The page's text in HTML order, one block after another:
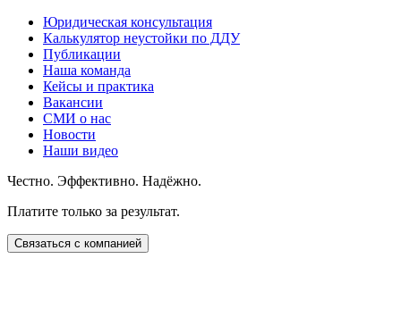
Юридическая консультация
Калькулятор неустойки по ДДУ
Публикации
Наша команда
Кейсы и практика
Вакансии
СМИ о нас
Новости
Наши видео
Честно. Эффективно. Надёжно.
Платите только за результат.
Связаться с компанией